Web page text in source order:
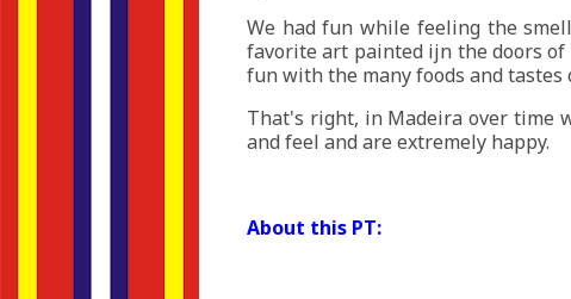
We had fun while feeling the
favorite art painted ijn the doors of
fun with the many foods and tastes
That's right, in Madeira over time
and feel and are extremely happy.
About this PT: